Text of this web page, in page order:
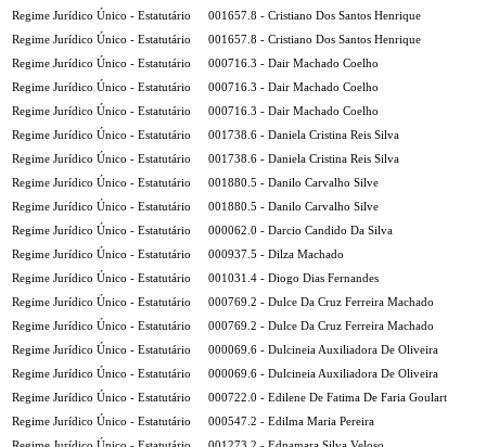
Regime Jurídico Único - Estatutário
001657.8 - Cristiano Dos Santos Henrique
Regime Jurídico Único - Estatutário
001657.8 - Cristiano Dos Santos Henrique
Regime Jurídico Único - Estatutário
000716.3 - Dair Machado Coelho
Regime Jurídico Único - Estatutário
000716.3 - Dair Machado Coelho
Regime Jurídico Único - Estatutário
000716.3 - Dair Machado Coelho
Regime Jurídico Único - Estatutário
001738.6 - Daniela Cristina Reis Silva
Regime Jurídico Único - Estatutário
001738.6 - Daniela Cristina Reis Silva
Regime Jurídico Único - Estatutário
001880.5 - Danilo Carvalho Silve
Regime Jurídico Único - Estatutário
001880.5 - Danilo Carvalho Silve
Regime Jurídico Único - Estatutário
000062.0 - Darcio Candido Da Silva
Regime Jurídico Único - Estatutário
000937.5 - Dilza Machado
Regime Jurídico Único - Estatutário
001031.4 - Diogo Dias Fernandes
Regime Jurídico Único - Estatutário
000769.2 - Dulce Da Cruz Ferreira Machado
Regime Jurídico Único - Estatutário
000769.2 - Dulce Da Cruz Ferreira Machado
Regime Jurídico Único - Estatutário
000069.6 - Dulcineia Auxiliadora De Oliveira
Regime Jurídico Único - Estatutário
000069.6 - Dulcineia Auxiliadora De Oliveira
Regime Jurídico Único - Estatutário
000722.0 - Edilene De Fatima De Faria Goulart
Regime Jurídico Único - Estatutário
000547.2 - Edilma Maria Pereira